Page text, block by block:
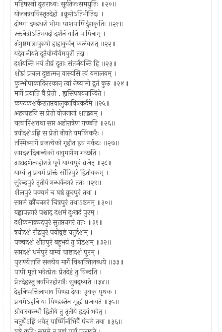
महिषस्थो दुराराध्यः सूर्यतेजःसमद्युतिः ॥२०॥
योजनत्रयविस्तृतदेहो ॥क्रूरोऽतिभीतिदः ।
दोष्णा दण्डधरो भीमः पाशपाणिर्दुराकृतिः ॥२१॥
रक्तनेत्रोऽतिभयदो दर्शनं याति पापिनाम् ।
अंगुष्ठमात्रःपुरुषो हाहाकुर्वन् कलेवरात् ॥२२॥
यदेव नीयते दूतैर्याम्यैर्यमपुरीं तदा ।
दर्शयन्ति भयं तीव्रं दूताः संतर्जयन्ति हि ॥२३॥
शीघ्रं प्रचल दुष्टात्मन् यास्यसि त्वं यमालयम् ।
कुम्भीपाकादिनरकान् त्वां नेष्यामो द्रुतं कुरु ॥२४॥
मार्गे प्रयाति वै प्रेतो . ह्यसिपत्रवनान्विते ।
कण्टकशर्करातप्तवालुकाविषकर्दमे ॥२५॥
अहन्यहनि स प्रेतो योजनानां शतद्वयम् ।
चत्वारिंशत्तथा सप्त अहोरात्रेण गच्छति ॥२६॥
त्रयोदशेऽह्नि स प्रेतो नीयते यमकिंकरैः ।
तस्मिन्मार्गे व्रजत्येको गृहीत इव मर्कटः ॥२७॥
सप्तदशदिनान्येको वायुमार्गेण गच्छति ।
अष्टादशेत्वहोरात्रे पूर्वं याम्यपुरं व्रजेत् ॥२८॥
याम्यं तु प्रथमं प्रोक्तं सौरिपुरं द्वितीयकम् ।
सुरेन्द्रपुरं तृतीयं गन्धर्वनगरं ततः ॥२९॥
शैलपुरं पञ्चमं च षष्ठं क्रूरपुरं तथा ।
सप्तमं क्रौंचनगरं चित्रपुरं तथाऽष्टमम् ॥३०॥
बह्वापन्नगरं पश्चाद् दशमं दुःखदं पुरम् ।
दशैकमाक्रन्दपुरं सुतप्तनगरं ततः ॥३१॥
त्रयोदशं रौद्रपुरं पयोवृष्टं चतुर्दशम् ।
पञ्चदशं शीतपुरं बहुभयं तु षोडशम् ॥३२॥
सप्तदशं धर्मपुरं याम्यं चाष्टादशं पुरम् ।
पुराण्येतानि सन्त्येव मार्गे विश्रान्तिलब्धये ॥३३॥
पापी मृतो भवेत्प्रेतः प्रेतदेहं तु विन्दति ।
प्रेतदेहस्तु नवभिरहोरात्रैः सुबद्ध्यते ॥३४॥
देहनिष्पत्तिलाभाय पिण्डा देयाः पृथक् पृथक ।
प्रथमेऽहनि यः पिण्डस्तेन मूर्द्धा प्रजायते ॥३५॥
ग्रीवास्कन्धौ द्वितीये तु तृतीये हृदयं भवेत् ।
चतुर्थेऽह्नि भवेत् पार्ष्णिर्नाभिर्वै पंचमे तथा ॥३६॥